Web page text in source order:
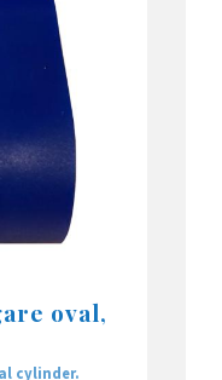
oval,
cylinder.